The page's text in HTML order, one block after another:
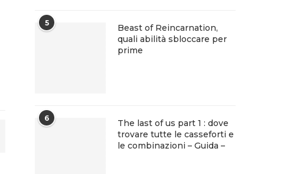
5
Beast of Reincarnation,
quali abilità sbloccare per
prime
6
The last of us part 1 : dove
trovare tutte le casseforti e
le combinazioni – Guida –